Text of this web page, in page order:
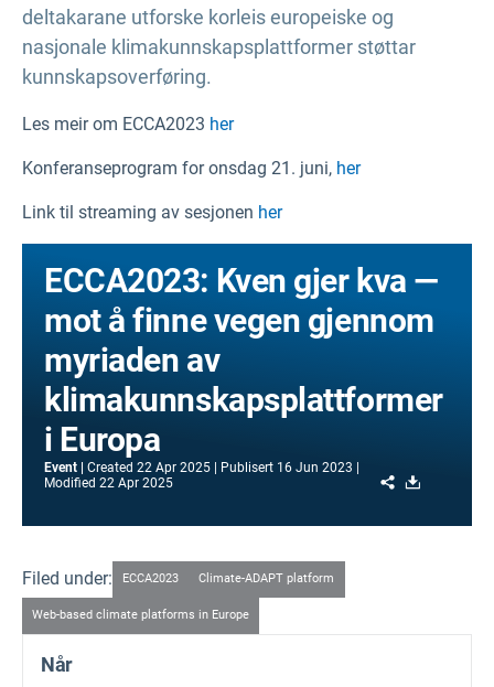
deltakarane utforske korleis europeiske og
nasjonale klimakunnskapsplattformer støttar
kunnskapsoverføring.
Les meir om ECCA2023 her
Konferanseprogram for onsdag 21. juni, her
Link til streaming av sesjonen her
ECCA2023: Kven gjer kva —
mot å finne vegen gjennom
myriaden av
klimakunnskapsplattformer
i Europa
Event Created 22 Apr 2025 Publisert 16 Jun 2023
Modified 22 Apr 2025 Share
Filed under: ECCA2023 Climate-ADAPT platform
Web-based climate platforms in Europe
Når